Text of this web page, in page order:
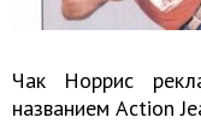
Чак Норрис
названием Action